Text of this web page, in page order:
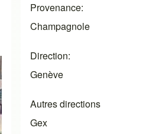
Provenance
Champagnole
Direction
Genève
Autres directions
Gex